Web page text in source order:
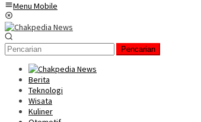
Menu Mobile
Pencarian
Berita
Teknologi
Wisata
Kuliner